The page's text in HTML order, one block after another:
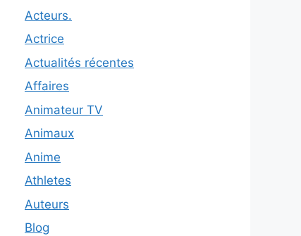
Acteurs.
Actrice
Actualités récentes
Affaires
Animateur TV
Animaux
Anime
Athletes
Auteurs
Blog